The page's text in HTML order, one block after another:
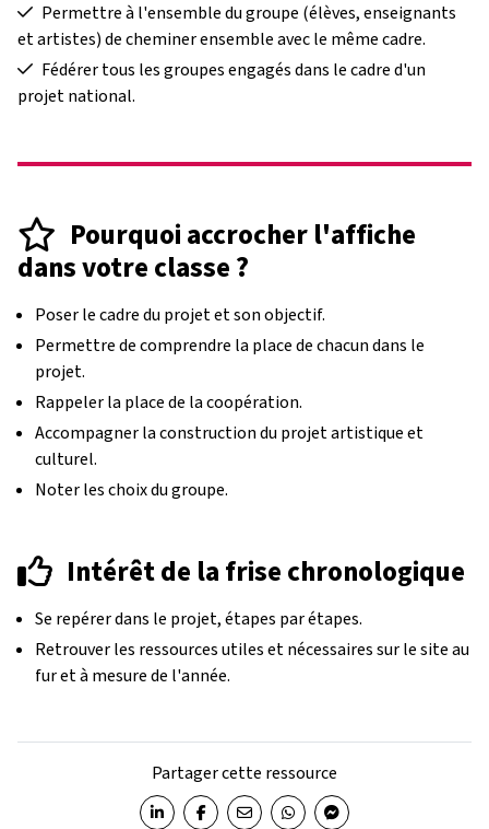
Permettre à l'ensemble du groupe (élèves, enseignants
et artistes) de cheminer ensemble avec le même cadre.
Fédérer tous les groupes engagés dans le cadre d'un
projet national.
Pourquoi accrocher l'affiche
dans votre classe ?
Poser le cadre du projet et son objectif.
Permettre de comprendre la place de chacun dans le
projet.
Rappeler la place de la coopération.
Accompagner la construction du projet artistique et
culturel.
Noter les choix du groupe.
Intérêt de la frise chronologique
Se repérer dans le projet, étapes par étapes.
Retrouver les ressources utiles et nécessaires sur le site au
fur et à mesure de l'année.
Partager cette ressource
Partager sur LinkedIn
Partager sur Facebook
Partager par email
Partager sur WhatsApp
Partager sur Messenger